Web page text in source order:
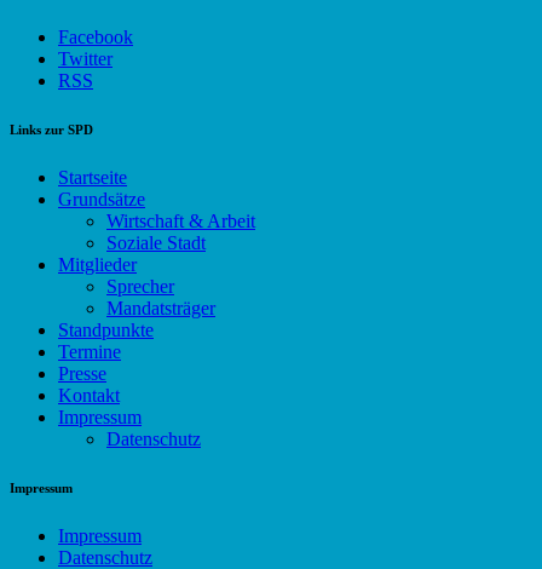
Facebook
Twitter
RSS
Links zur SPD
Startseite
Grundsätze
Wirtschaft & Arbeit
Soziale Stadt
Mitglieder
Sprecher
Mandatsträger
Standpunkte
Termine
Presse
Kontakt
Impressum
Datenschutz
Impressum
Impressum
Datenschutz